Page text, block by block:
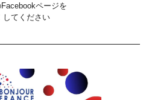
ページを
してください